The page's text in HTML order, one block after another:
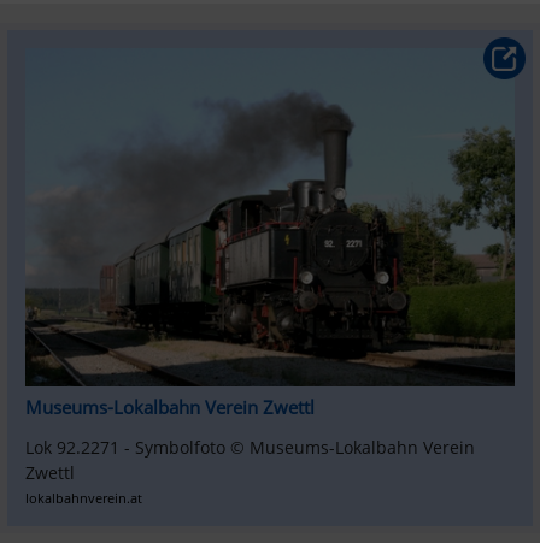
Museums-Lokalbahn Verein Zwettl
Lok 92.2271 - Symbolfoto © Museums-Lokalbahn Verein
Zwettl
lokalbahnverein.at